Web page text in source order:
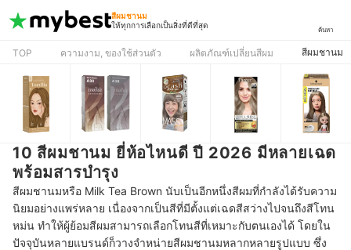
สีผมชานม
ให้ทุกการเลือกเป็นสิ่งที่ดีที่สุด
ค้นหา
TOP ความงาม, ของใช้ส่วนตัว ผลิตภัณฑ์เปลี่ยนสีผม สีผมชานม
10 สีผมชานม ยี่ห้อไหนดี ปี 2026 มีหลายเฉด
พร้อมสารบำรุง
สีผมชานมหรือ Milk Tea Brown นับเป็นอีกหนึ่งสีผมที่กำลังได้รับความ
นิยมอย่างแพร่หลาย เนื่องจากเป็นสีที่มีตั้งแต่เฉดสีสว่างไปจนถึงสีโทน
หม่น ทำให้ผู้ย้อมสีผมสามารถเลือกโทนสีที่เหมาะกับตนเองได้ โดยใน
ปัจจุบันหลายแบรนด์ก็วางจำหน่ายสีผมชานมหลากหลายรูปแบบ ซึ่ง